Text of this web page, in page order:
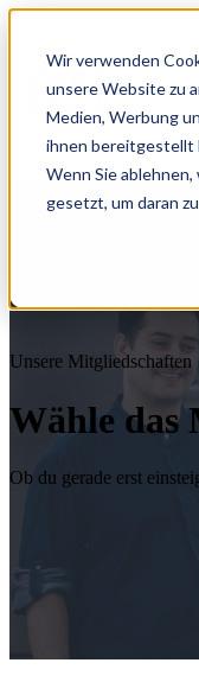
Wir verwenden
unsere Website zu
Medien, Werbung
ihnen bereitgestellt
Wenn Sie
gesetzt, um daran
Unsere Mitgliedschaften
Wähle das
Ob du gerade erst